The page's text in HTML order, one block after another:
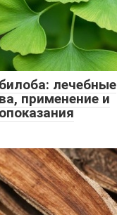
лечебные
применение и